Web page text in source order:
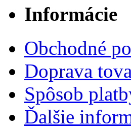
Informácie
Obchodné
Doprava
Spôsob
Ďalšie